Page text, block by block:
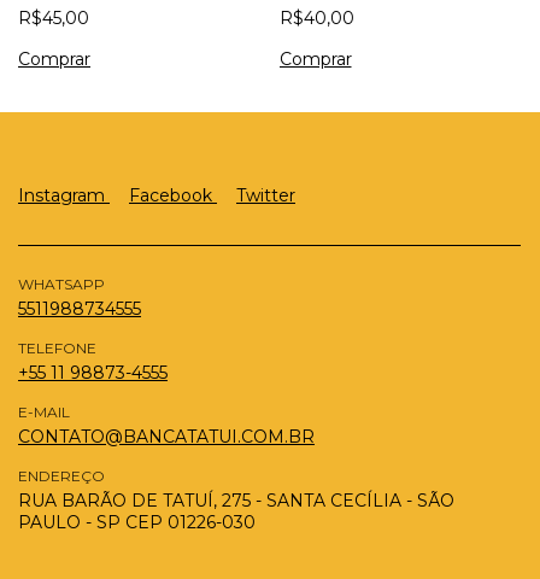
R$45,00
R$40,00
Instagram Facebook Twitter
WHATSAPP
5511988734555
TELEFONE
+55 11 98873-4555
E-MAIL
CONTATO@BANCATATUI.COM.BR
ENDEREÇO
RUA BARÃO DE TATUÍ, 275 - SANTA CECÍLIA - SÃO
PAULO - SP CEP 01226-030